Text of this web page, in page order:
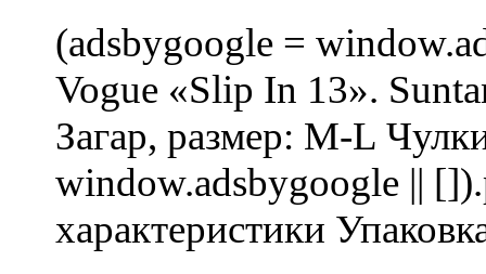
(adsbygoogle =
Vogue «Slip In 13».
Загар, размер: M-L
window.adsbygoogle ||
характеристики